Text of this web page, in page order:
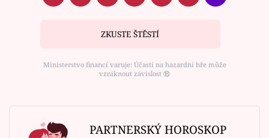
ZKUSTE ŠTĚSTÍ
Ministerstvo financí varuje: Účastí na hazardní hře může
vzniknout závislost ⑱
PARTNERSKÝ HOROSKOP